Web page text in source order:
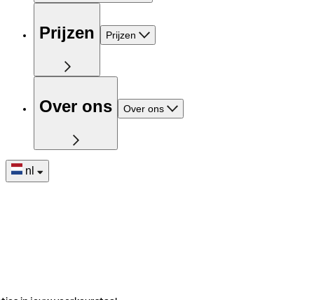
Prijzen Prijzen
Over ons Over ons
nl